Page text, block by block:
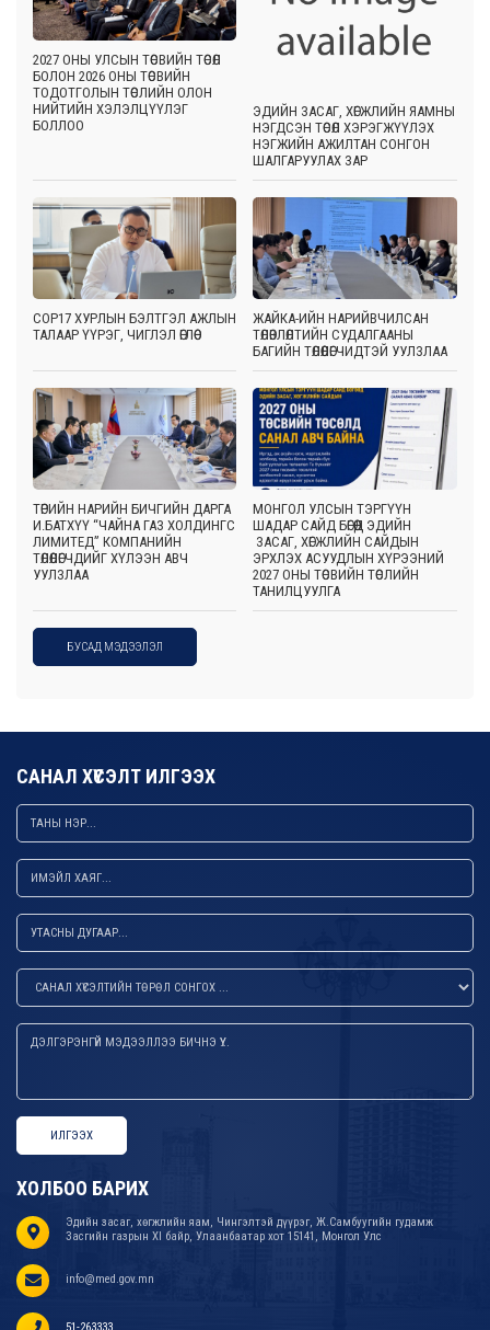
2027 ОНЫ УЛСЫН ТӨСВИЙН ТӨСӨЛ
БОЛОН 2026 ОНЫ ТӨСВИЙН
ТОДОТГОЛЫН ТӨСЛИЙН ОЛОН
НИЙТИЙН ХЭЛЭЛЦҮҮЛЭГ
БОЛЛОО
ЭДИЙН ЗАСАГ, ХӨГЖЛИЙН ЯАМНЫ
НЭГДСЭН ТӨСӨЛ ХЭРЭГЖҮҮЛЭХ
НЭГЖИЙН АЖИЛТАН СОНГОН
ШАЛГАРУУЛАХ ЗАР
COP17 ХУРЛЫН БЭЛТГЭЛ АЖЛЫН
ТАЛААР ҮҮРЭГ, ЧИГЛЭЛ ӨГЛӨӨ
ЖАЙКА-ИЙН НАРИЙВЧИЛСАН
ТӨЛӨВЛӨЛТИЙН СУДАЛГААНЫ
БАГИЙН ТӨЛӨӨЛӨГЧИДТЭЙ УУЛЗЛАА
ТӨРИЙН НАРИЙН БИЧГИЙН ДАРГА
И.БАТХҮҮ “ЧАЙНА ГАЗ ХОЛДИНГС
ЛИМИТЕД” КОМПАНИЙН
ТӨЛӨӨЛӨГЧДИЙГ ХҮЛЭЭН АВЧ
УУЛЗЛАА
МОНГОЛ УЛСЫН ТЭРГҮҮН
ШАДАР САЙД БӨГӨӨД ЭДИЙН
ЗАСАГ, ХӨГЖЛИЙН САЙДЫН
ЭРХЛЭХ АСУУДЛЫН ХҮРЭЭНИЙ
2027 ОНЫ ТӨСВИЙН ТӨСЛИЙН
ТАНИЛЦУУЛГА
БУСАД МЭДЭЭЛЭЛ
САНАЛ ХҮСЭЛТ ИЛГЭЭХ
ИЛГЭЭХ
ХОЛБОО БАРИХ
Эдийн засаг, хөгжлийн яам, Чингэлтэй дүүрэг, Ж.Самбуугийн гудамж
Засгийн газрын XI байр, Улаанбаатар хот 15141, Монгол Улс
info@med.gov.mn